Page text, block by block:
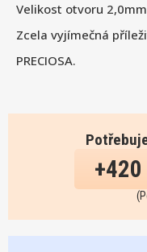
Velikost otvoru
Zcela vyjímečná
PRECIOSA.